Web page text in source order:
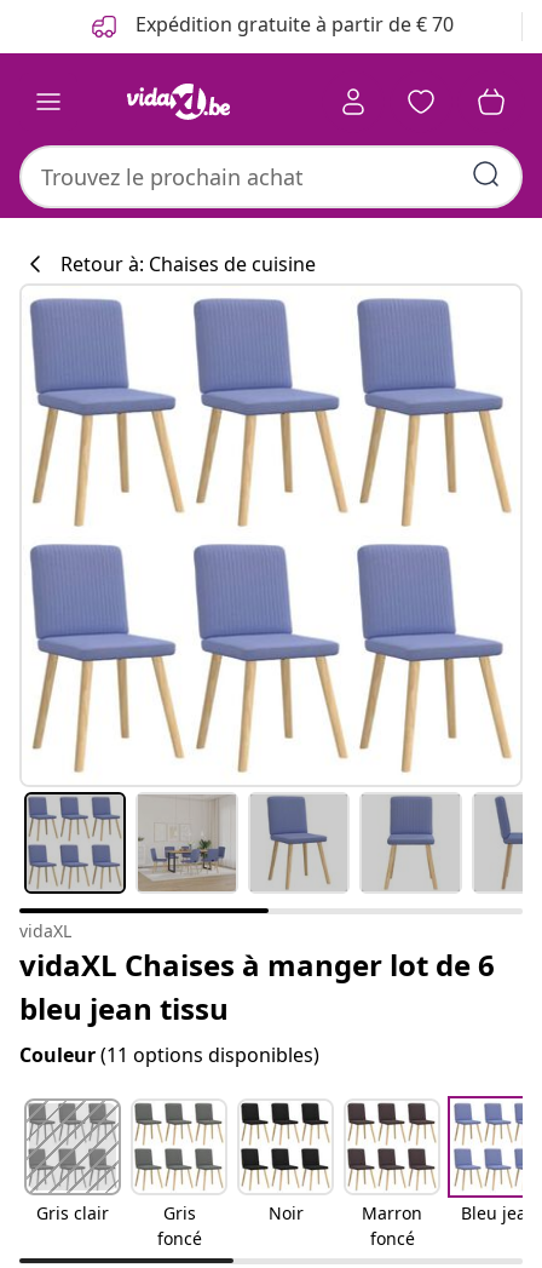
Expédition gratuite à partir de € 70
Retour à: Chaises de cuisine
vidaXL
vidaXL Chaises à manger lot de 6
bleu jean tissu
Couleur(11 options disponibles)
Gris clair
Gris
foncé
Noir
Marron
foncé
Bleu jean